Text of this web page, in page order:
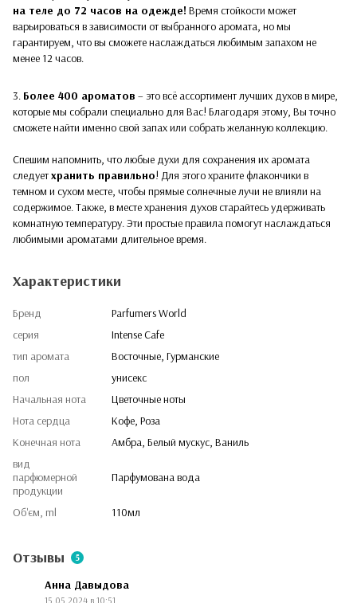
на теле до 72 часов на одежде! Время стойкости может
варьироваться в зависимости от выбранного аромата, но мы
гарантируем, что вы сможете наслаждаться любимым запахом не
менее 12 часов.
3. Более 400 ароматов – это всё ассортимент лучших духов в мире,
которые мы собрали специально для Вас! Благодаря этому, Вы точно
сможете найти именно свой запах или собрать желанную коллекцию.
Спешим напомнить, что любые духи для сохранения их аромата
следуетхранить правильно! Для этого храните флакончики в
темном и сухом месте, чтобы прямые солнечные лучи не влияли на
содержимое. Также, в месте хранения духов старайтесь удерживать
комнатную температуру. Эти простые правила помогут наслаждаться
любимыми ароматами длительное время.
Характеристики
Бренд
Parfumers World
серия
Intense Cafe
тип аромата
Восточные, Гурманские
пол
унисекс
Начальная нота
Цветочные ноты
Нота сердца
Кофе, Роза
Конечная нота
Амбра, Белый мускус, Ваниль
вид
парфюмерной
продукции
Парфумована вода
Об'єм, ml 110мл
Отзывы 5
Анна Давыдова
15.05.2024 в 10:51